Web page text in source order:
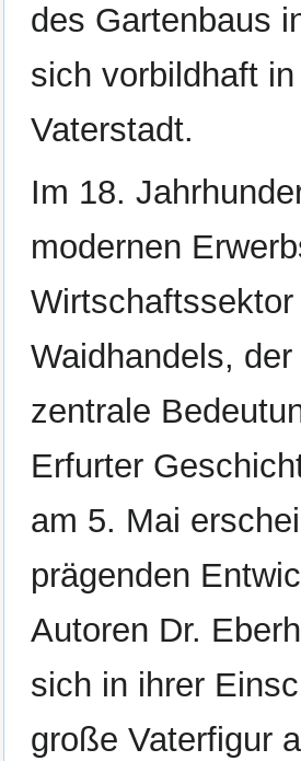
des Gartenbaus
sich vorbildhaft
Vaterstadt.
Im 18.
modernen
Waidhandels,
zentrale
Erfurter
am 5. Mai
prägenden
Autoren Dr.
sich in ihrer
große Vaterfigur